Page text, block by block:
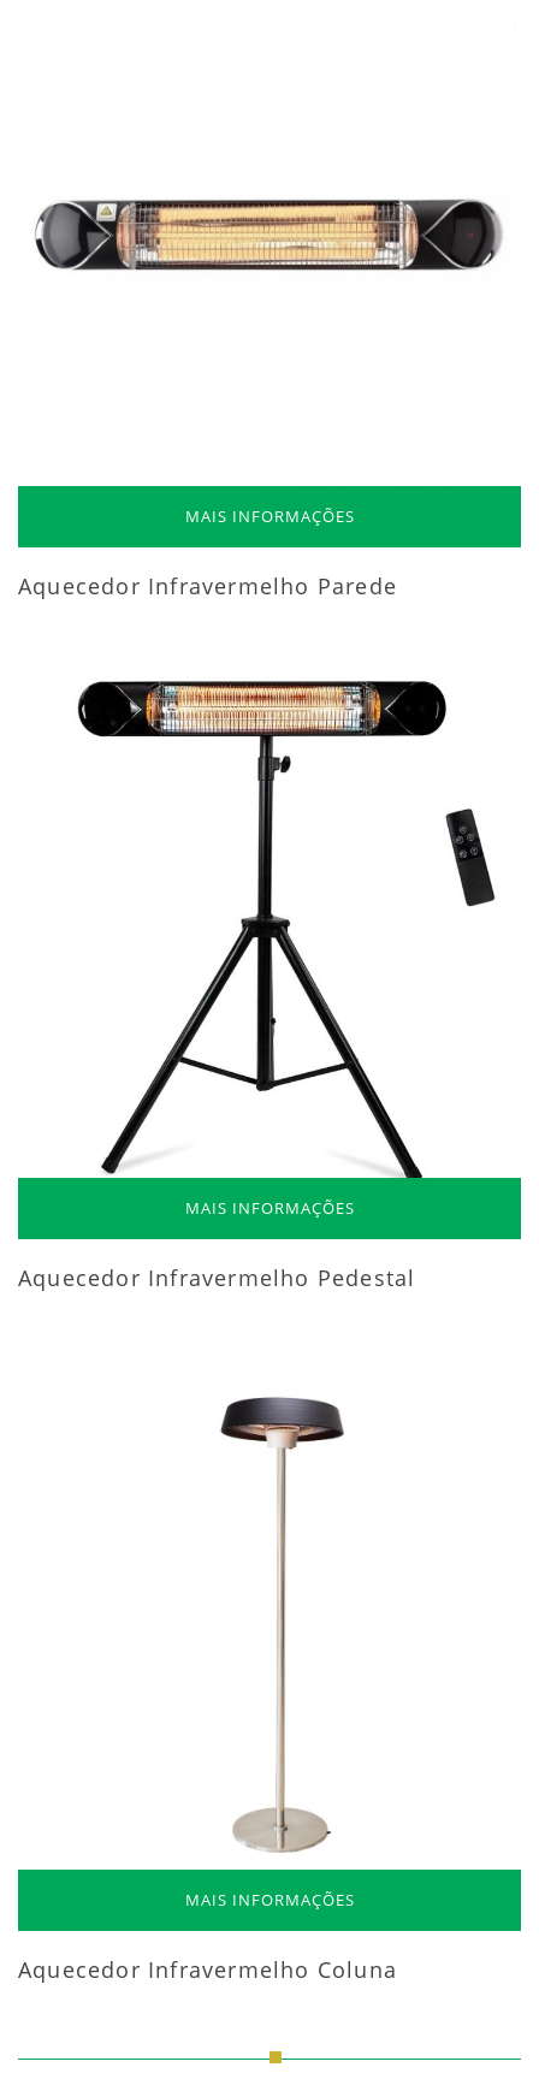
MAIS INFORMAÇÕES
Aquecedor Infravermelho Parede
MAIS INFORMAÇÕES
Aquecedor Infravermelho Pedestal
MAIS INFORMAÇÕES
Aquecedor Infravermelho Coluna